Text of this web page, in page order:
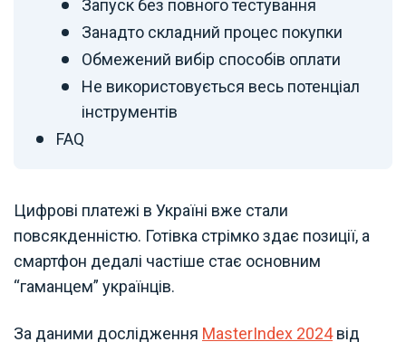
Запуск без повного тестування
Занадто складний процес покупки
Обмежений вибір способів оплати
Не використовується весь потенціал
інструментів
FAQ
Цифрові платежі в Україні вже стали
повсякденністю. Готівка стрімко здає позиції, а
смартфон дедалі частіше стає основним
“гаманцем” українців.
За даними дослідження MasterIndex 2024від